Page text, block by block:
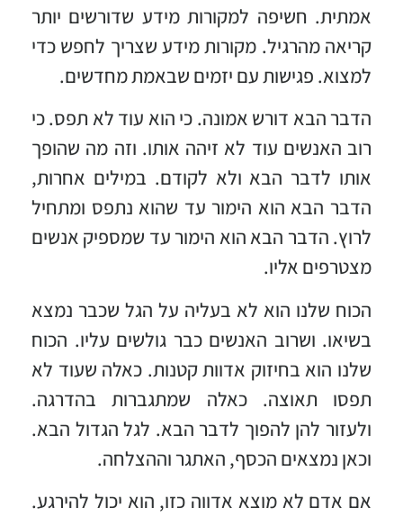
אמתית. חשיפה למקורות מידע שדורשים יותר
קריאה מהרגיל. מקורות מידע שצריך לחפש כדי
למצוא. פגישות עם יזמים שבאמת מחדשים.
הדבר הבא דורש אמונה. כי הוא עוד לא תפס. כי
רוב האנשים עוד לא זיהה אותו. וזה מה שהופך
אותו לדבר הבא ולא לקודם. במילים אחרות,
הדבר הבא הוא הימור עד שהוא נתפס ומתחיל
לרוץ. הדבר הבא הוא הימור עד שמספיק אנשים
מצטרפים אליו.
הכוח שלנו הוא לא בעליה על הגל שכבר נמצא
בשיאו. ושרוב האנשים כבר גולשים עליו. הכוח
שלנו הוא בחיזוק אדוות קטנות. כאלה שעוד לא
תפסו תאוצה. כאלה שמתגברות בהדרגה.
ולעזור להן להפוך לדבר הבא. לגל הגדול הבא.
וכאן נמצאים הכסף, האתגר וההצלחה.
אם אדם לא מוצא אדווה כזו, הוא יכול להירגע.